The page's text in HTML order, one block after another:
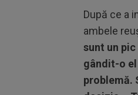
După ce a
ambele
sunt un
gândit-o el
problemă.